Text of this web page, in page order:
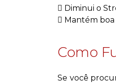
Diminui o
Mantém boa
Como
Se você